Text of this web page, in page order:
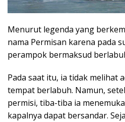
Menurut legenda yang
nama Permisan karena pada
perampok bermaksud
Pada saat itu, ia tidak melihat
tempat berlabuh. Namun,
permisi, tiba-tiba ia
kapalnya dapat bersandar.